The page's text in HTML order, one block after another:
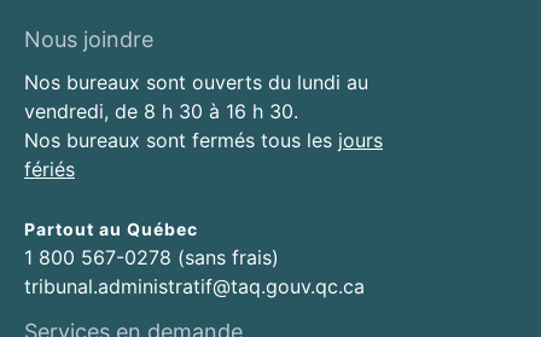
Nous joindre
Nos bureaux sont ouverts du lundi au
vendredi, de 8 h 30 à 16 h 30.
Nos bureaux sont fermés tous les jours
fériés
Partout au Québec
1 800 567-0278 (sans frais)
tribunal.administratif@taq.gouv.qc.ca